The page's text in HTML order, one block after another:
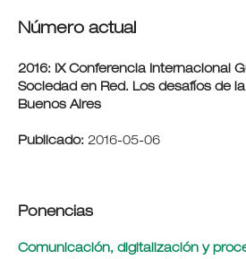
Número actual
2016: IX Conferencia Internacional
Sociedad en Red. Los desafíos de
Buenos Aires
Publicado: 2016-05-06
Ponencias
Comunicación, digitalización y